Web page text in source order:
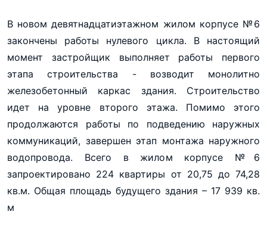
В новом девятнадцатиэтажном жилом корпусе №6
закончены работы нулевого цикла. В настоящий
момент застройщик выполняет работы первого
этапа строительства - возводит монолитно
железобетонный каркас здания. Строительство
идет на уровне второго этажа. Помимо этого
продолжаются работы по подведению наружных
коммуникаций, завершен этап монтажа наружного
водопровода. Всего в жилом корпусе №6
запроектировано 224 квартиры от 20,75 до 74,28
кв.м. Общая площадь будущего здания – 17 939 кв.
м